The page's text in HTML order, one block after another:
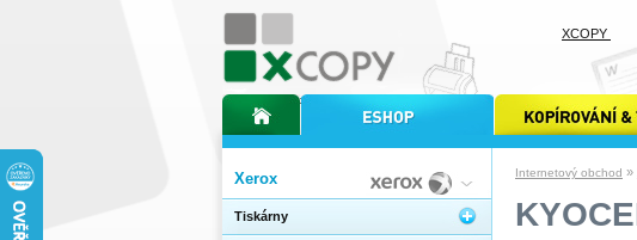
Internetový obchod »
Xerox
Tiskárny
úvodní stránka xcopyinternetový obchod xcopy kopírování a tisk xcopy
XCOPY